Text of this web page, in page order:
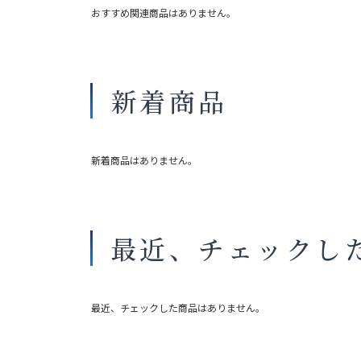
おすすめ関連商品はありません。
新着商品
新着商品はありません。
最近、チェックし
最近、チェックした商品はありません。